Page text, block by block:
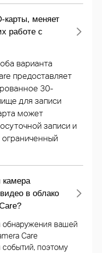
карты, меняет
работе с
варианта
предоставляет
30-
для записи
может
записи и
камера
в облако
обнаружения вашей
Care
событий, поэтому